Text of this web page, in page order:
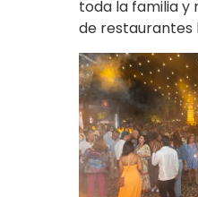
toda la familia y
de restaurantes